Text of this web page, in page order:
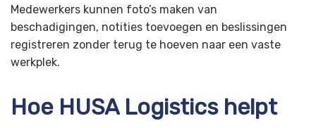
Medewerkers kunnen foto’s maken van
beschadigingen, notities toevoegen en beslissingen
registreren zonder terug te hoeven naar een vaste
werkplek.
Hoe HUSA Logistics helpt